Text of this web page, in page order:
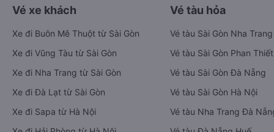
Vé xe khách
Xe đi Buôn Mê Thuột từ Sài Gòn
Xe đi Vũng Tàu từ Sài Gòn
Xe đi Nha Trang từ Sài Gòn
Xe đi Đà Lạt từ Sài Gòn
Xe đi Sapa từ Hà Nội
Vé tàu hỏa
Vé tàu Sài Gòn Nha Trang
Vé tàu Sài Gòn Phan Thiết
Vé tàu Sài Gòn Đà Nẵng
Vé tàu Sài Gòn Hà Nội
Vé tàu Nha Trang Đà